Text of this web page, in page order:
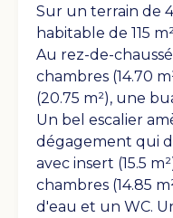
Sur un terrain de
habitable de 115
Au rez-de-
chambres (14.70
(20.75 m²), une
Un bel escalier
dégagement qui
avec insert (15.5
chambres (14.85
d'eau et un WC.